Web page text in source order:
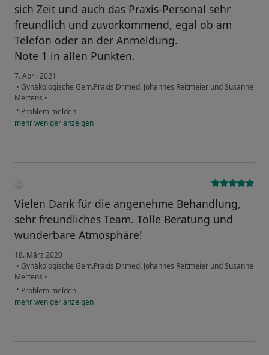
sich Zeit und auch das Praxis-Personal sehr
freundlich und zuvorkommend, egal ob am
Telefon oder an der Anmeldung.
Note 1 in allen Punkten.
7. April 2021
• Gynäkologische Gem.Praxis Dr.med. Johannes Reitmeier und Susanne
Mertens •
• Problem melden
mehrwenigeranzeigen
Vielen Dank für die angenehme Behandlung,
sehr freundliches Team. Tolle Beratung und
wunderbare Atmosphäre!
18. März 2020
• Gynäkologische Gem.Praxis Dr.med. Johannes Reitmeier und Susanne
Mertens •
• Problem melden
mehrwenigeranzeigen